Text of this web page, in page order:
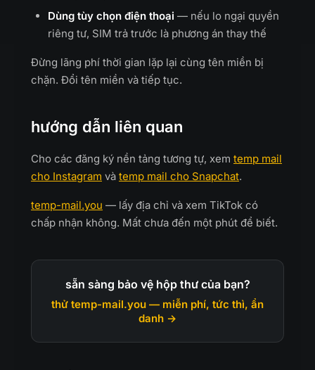
Dùng tùy chọn điện thoại — nếu lo ngại quyền
riêng tư, SIM trả trước là phương án thay thế
Đừng lãng phí thời gian lặp lại cùng tên miền bị
chặn. Đổi tên miền và tiếp tục.
hướng dẫn liên quan
Cho các đăng ký nền tảng tương tự, xem temp mail
cho Instagram và temp mail cho Snapchat.
temp-mail.you — lấy địa chỉ và xem TikTok có
chấp nhận không. Mất chưa đến một phút để biết.
sẵn sàng bảo vệ hộp thư của bạn?
thử temp-mail.you — miễn phí, tức thì, ẩn
danh →